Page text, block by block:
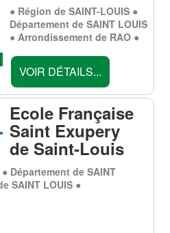
● Région de SAINT-LOUIS ●
Département de SAINT LOUIS
● Arrondissement de RAO ●
VOIR DÉTAILS...
Ecole Française
Saint Exupery
de Saint-Louis
Département de SAINT
SAINT LOUIS ●